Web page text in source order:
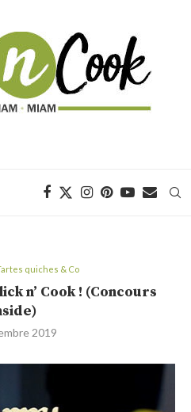
quiches & Co
n’ Cook ! (Concours
2019